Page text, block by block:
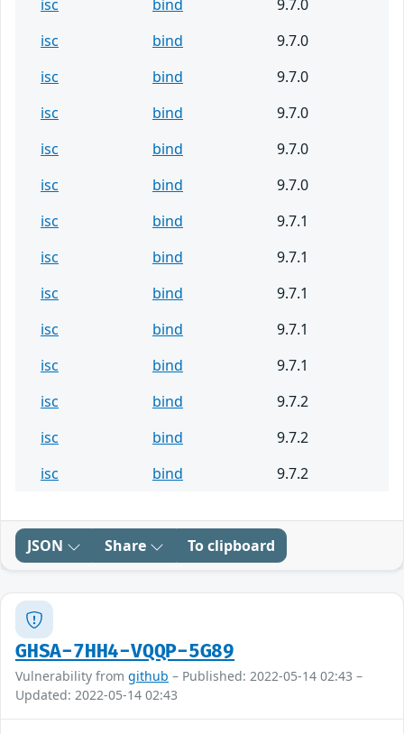
isc
bind
9.7.0
isc
bind
9.7.0
isc
bind
9.7.0
isc
bind
9.7.0
isc
bind
9.7.0
isc
bind
9.7.0
isc
bind
9.7.1
isc
bind
9.7.1
isc
bind
9.7.1
isc
bind
9.7.1
isc
bind
9.7.1
isc
bind
9.7.2
isc
bind
9.7.2
isc
bind 9.7.2
JSON Share To clipboard
GHSA-7HH4-VQQP-5G89
Vulnerability from github – Published: 2022-05-14 02:43 –
Updated: 2022-05-14 02:43